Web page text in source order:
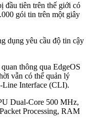
đầu tiên trên thế giới có
gói tin trên một giây
dụng yêu cầu độ tin cậy
thông qua EdgeOS
vẫn có thể quản lý
Line Interface (CLI).
Dual-Core 500 MHz,
Processing, RAM